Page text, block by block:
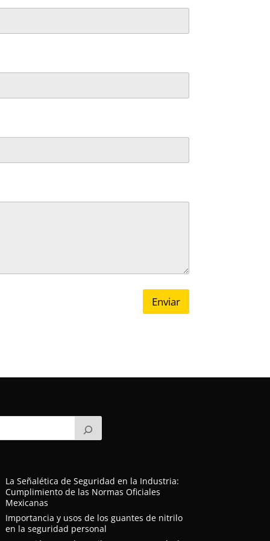
Enviar
La Señalética de Seguridad en la Industria:
Cumplimiento de las Normas Oficiales
Mexicanas
Importancia y usos de los guantes de nitrilo
en la seguridad personal